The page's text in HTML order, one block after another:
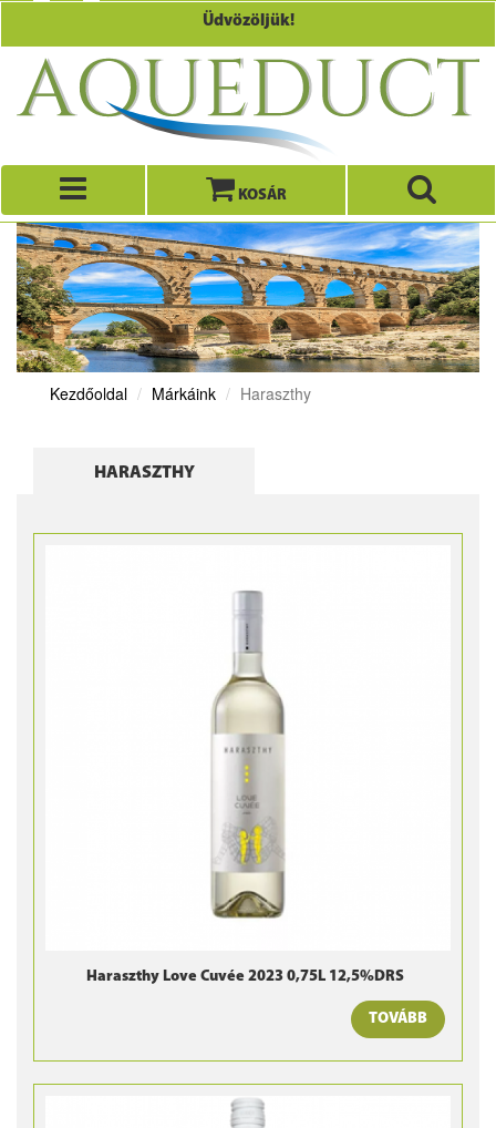
Üdvözöljük!
KOSÁR
Kezdőoldal Márkáink Haraszthy
HARASZTHY
Haraszthy Love Cuvée 2023 0,75L 12,5%DRS
TOVÁBB